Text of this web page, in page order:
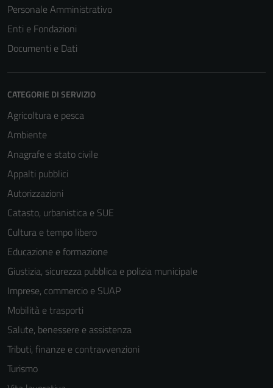
Personale Amministrativo
Enti e Fondazioni
Documenti e Dati
CATEGORIE DI SERVIZIO
Agricoltura e pesca
Ambiente
Anagrafe e stato civile
Appalti pubblici
Autorizzazioni
Catasto, urbanistica e SUE
Cultura e tempo libero
Educazione e formazione
Giustizia, sicurezza pubblica e polizia municipale
Imprese, commercio e SUAP
Mobilità e trasporti
Salute, benessere e assistenza
Tributi, finanze e contravvenzioni
Turismo